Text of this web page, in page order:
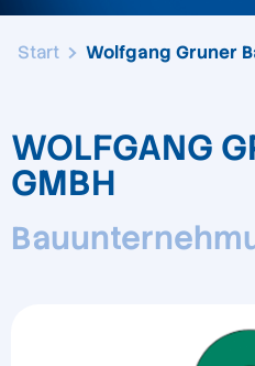
Start Wolfgang Gruner
WOLFGANG
GMBH